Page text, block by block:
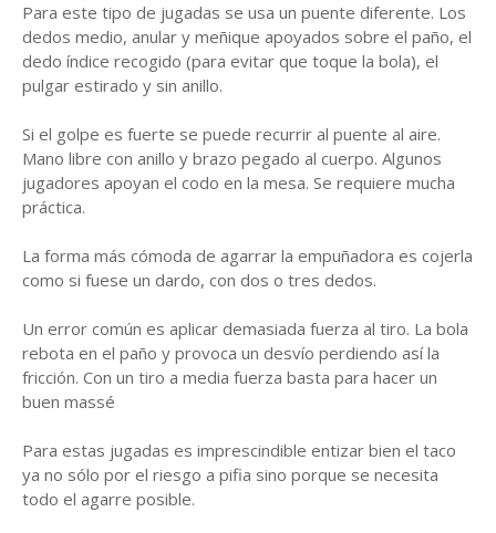
Para este tipo de jugadas se usa un puente diferente. Los
dedos medio, anular y meñique apoyados sobre el paño, el
dedo índice recogido (para evitar que toque la bola), el
pulgar estirado y sin anillo.
Si el golpe es fuerte se puede recurrir al puente al aire.
Mano libre con anillo y brazo pegado al cuerpo. Algunos
jugadores apoyan el codo en la mesa. Se requiere mucha
práctica.
La forma más cómoda de agarrar la empuñadora es cojerla
como si fuese un dardo, con dos o tres dedos.
Un error común es aplicar demasiada fuerza al tiro. La bola
rebota en el paño y provoca un desvío perdiendo así la
fricción. Con un tiro a media fuerza basta para hacer un
buen massé
Para estas jugadas es imprescindible entizar bien el taco
ya no sólo por el riesgo a pifia sino porque se necesita
todo el agarre posible.